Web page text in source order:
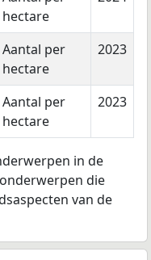
hectare
Aantal per
hectare
2023
Aantal per
hectare
2023
in de
die
van de